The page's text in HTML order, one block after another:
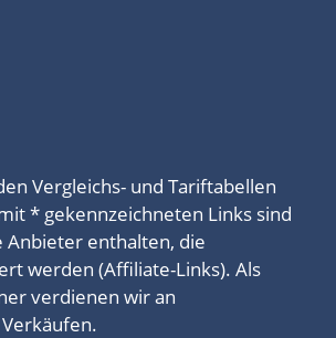
Vergleichs- und Tariftabellen
* gekennzeichneten Links sind
Anbieter enthalten, die
werden (Affiliate-Links). Als
verdienen wir an